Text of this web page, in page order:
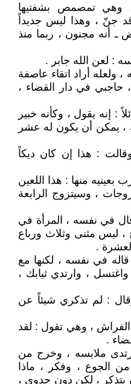
وهي تمصمص بشفتيها
قد جنّ ، وهذا ليس جديداً
ـ أنه مجنون ، ربما منذ
: لعن الله جابر .
ولعله أراد اتقاء عاصفة
في دار القضاء ،
: إنه يقول ، وكأنه خبير
، يمكن أن يكون له عشر
: هذا إن كان ديكاً
بعينيه منها : هذا اللعين
، وسيتزوج الرابعة
في نفسه ، المرأة في
، ليس مثنى وثلاث ورباع
.
في نفسه ، لكنها مع
، وارتدي ثيابك ،
: لم تذكري شيئاً عن
الفراش ، وهي تقول : لقد
.
ملابسه ، وخرج من
من الجوع ، وفكر ، ماذا
، لكن دون جدوى ،